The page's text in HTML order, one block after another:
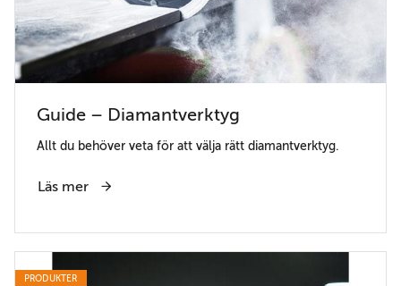
Guide – Diamantverktyg
Allt du behöver veta för att välja rätt diamantverktyg.
Läs mer
PRODUKTER